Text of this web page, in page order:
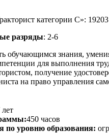
категории С»: 19203
разряды: 2-6
обучающимся знания,
для выполнения
получение
на право управления
лет
450 часов
по уровню образования: